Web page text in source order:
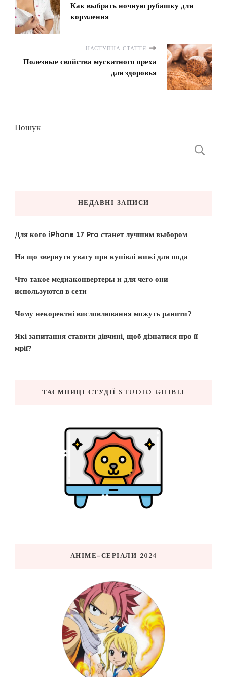
Как выбрать ночную рубашку для
кормления
НАСТУПНА СТАТТЯ
Полезные свойства мускатного ореха
для здоровья
Пошук
НЕДАВНІ ЗАПИСИ
Для кого iPhone 17 Pro станет лучшим выбором
На що звернути увагу при купівлі жижі для пода
Что такое медиаконвертеры и для чего они
используются в сети
Чому некоректні висловлювання можуть ранити?
Які запитання ставити дівчині, щоб дізнатися про її
мрії?
ТАЄМНИЦІ СТУДІЇ STUDIO GHIBLI
АНІМЕ-СЕРІАЛИ 2024